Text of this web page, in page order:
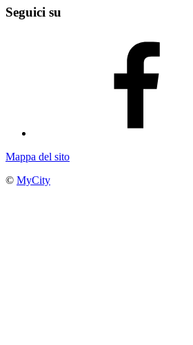
Seguici su
Mappa del sito
© MyCity